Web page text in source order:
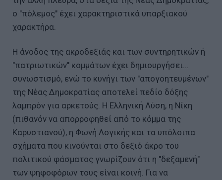
ο "πόλεμος" έχει χαρακτηριστικά υπαρξιακού
χαρακτήρα.
Η άνοδος της ακροδεξιάς και των συντηρητικών ή
"πατριωτικών" κομμάτων έχει δημιουργήσει...
συνωστισμό, ενώ το κυνήγι των "απογοητευμένων"
της Νέας Δημοκρατίας αποτελεί πεδίο δόξης
λαμπρόν για αρκετούς. Η Ελληνική Λύση, η Νίκη
(πιθανόν να απορροφηθεί από το κόμμα της
Καρυστιανού), η Φωνή Λογικής και τα υπόλοιπα
σχήματα που κινούνται στο δεξιό άκρο του
πολιτικού φάσματος γνωρίζουν ότι η "δεξαμενή"
των ψηφοφόρων τους είναι κοινή. Για να